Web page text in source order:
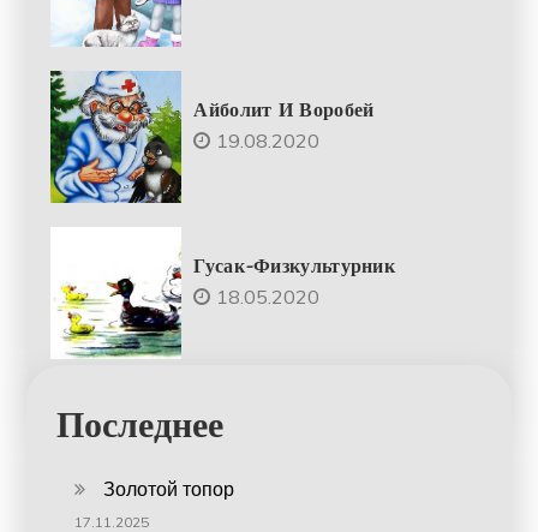
Айболит И Воробей
19.08.2020
Гусак-Физкультурник
18.05.2020
Последнее
Золотой топор
17.11.2025